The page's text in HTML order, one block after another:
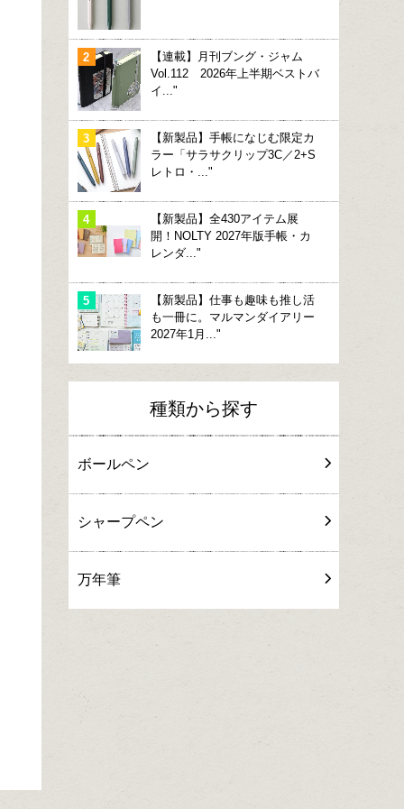
【連載】月刊ブング・ジャム
Vol.112 2026年上半期ベストバ
イ..."
【新製品】手帳になじむ限定カ
ラー「サラサクリップ3C／2+S
レトロ・..."
【新製品】全430アイテム展
開！NOLTY 2027年版手帳・カ
レンダ..."
【新製品】仕事も趣味も推し活
も一冊に。マルマンダイアリー
2027年1月..."
種類から探す
ボールペン
シャープペン
万年筆